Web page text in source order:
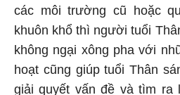
các môi trường cũ hoặc
khuôn khổ thì người tuổi
không ngại xông pha với
hoạt cũng giúp tuổi Thân
giải quyết vấn đề và tìm ra